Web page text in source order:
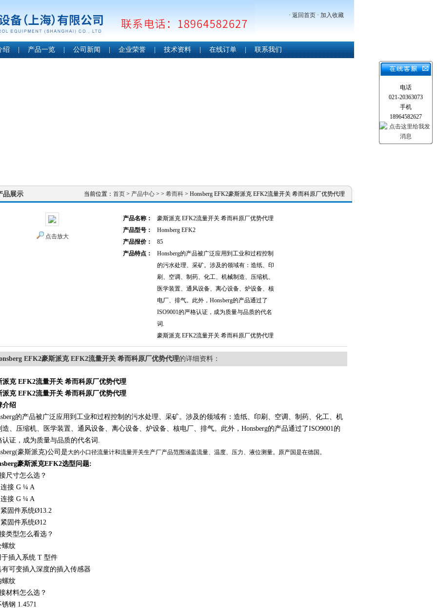
· 返回首页 · 加入收藏
绍 | 产品一览 | 公司新闻 | 企业荣誉 | 技术资料 | 在线订单 | 联系我们
品展示 当前位置： 首页 > 产品中心 > > 希而科 > Honsberg EFK2豪斯派克 EFK2流量开关 希而科原厂优势代理
点击放大
产品名称：
豪斯派克 EFK2流量开关 希而科原厂优势代理
产品型号：
Honsberg EFK2
产品报价：
85
产品特点：
Honsberg的产品被广泛应用到工业和过程控制
的污水处理、采矿。涉及的领域有：造纸、印
刷、空调、制药、化工、机械制造、压缩机、
医学装置、通风设备、离心设备、炉设备、核
电厂、排气。此外，Honsberg的产品通过了
ISO9001的严格认证，成为质量与品质的代名
词.
豪斯派克 EFK2流量开关 希而科原厂优势代理
EFK2豪斯派克 EFK2流量开关 希而科原厂优势代理的详细资料：
派克 EFK2流量开关 希而科原厂优势代理
派克 EFK2流量开关 希而科原厂优势代理
介绍
的产品被广泛应用到工业和过程控制的污水处理、采矿。涉及的领域有：造纸、印刷、空调、制药、化工、机
造、压缩机、医学装置、通风设备、离心设备、炉设备、核电厂、排气。此外，Honsberg的产品通过了ISO9001的
认证，成为质量与品质的代名词.
豪斯派克)公司是大的小口径流量计和流量开关生产厂产品范围涵盖流量、温度、压力、液位测量。原产国是在德国。
豪斯派克EFK2选型问题:
尺寸怎么选？
连接 G ¼ A
连接 G ¼ A
紧固件系统Ø13.2
紧固件系统Ø12
类型怎么看选？
螺纹
于插入系统 T 型件
有可变插入深度的插入传感器
螺纹
材料怎么选？
锈钢 1.4571
电话
021-20363073
手机
18964582627